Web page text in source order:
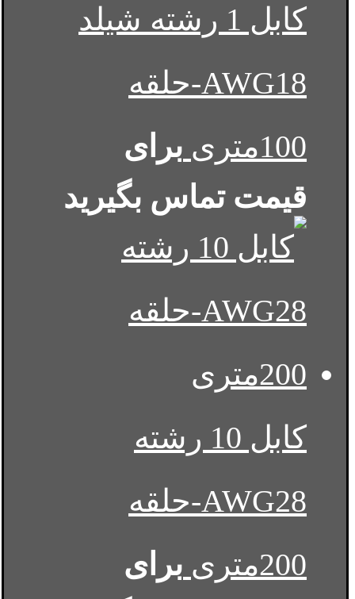
کابل 1 رشته شیلد
AWG18-حلقه
100متری
برای
قیمت تماس بگیرید
کابل 10 رشته
AWG28-حلقه
200متری
برای